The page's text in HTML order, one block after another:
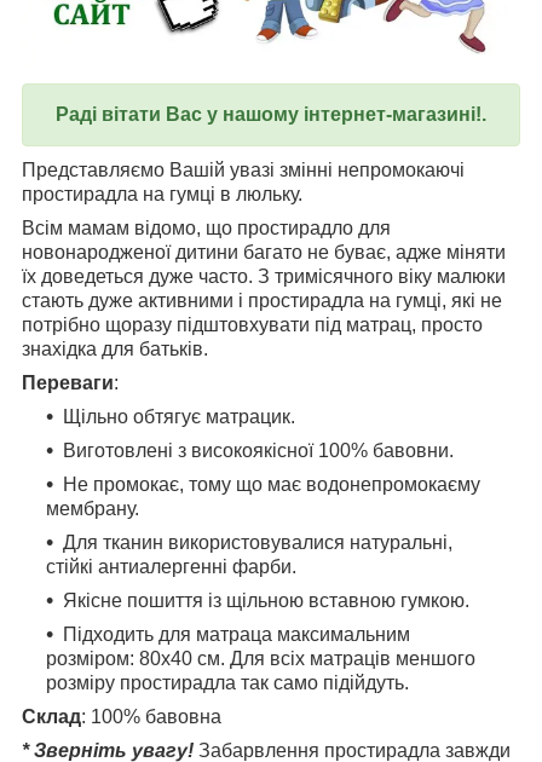
Раді вітати Вас у нашому інтернет-магазині!.
Представляємо Вашій увазі змінні непромокаючі
простирадла на гумці в люльку.
Всім мамам відомо, що простирадло для
новонародженої дитини багато не буває, адже міняти
їх доведеться дуже часто. З тримісячного віку малюки
стають дуже активними і простирадла на гумці, які не
потрібно щоразу підштовхувати під матрац, просто
знахідка для батьків.
Переваги:
Щільно обтягує матрацик.
Виготовлені з високоякісної 100% бавовни.
Не промокає, тому що має водонепромокаєму
мембрану.
Для тканин використовувалися натуральні,
стійкі антиалергенні фарби.
Якісне пошиття із щільною вставною гумкою.
Підходить для матраца максимальним
розміром: 80х40 см. Для всіх матраців меншого
розміру простирадла так само підійдуть.
Склад: 100% бавовна
* Зверніть увагу! Забарвлення простирадла завжди